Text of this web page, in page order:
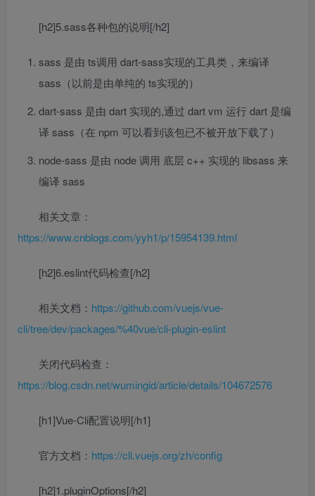
[h2]5.sass各种包的说明[/h2]
sass 是由 ts调用 dart-sass实现的工具类，来编译
sass（以前是由单纯的 ts实现的）
dart-sass 是由 dart 实现的,通过 dart vm 运行 dart 是编
译 sass（在 npm 可以看到该包已不被开放下载了）
node-sass 是由 node 调用 底层 c++ 实现的 libsass 来
编译 sass
相关文章：
https://www.cnblogs.com/yyh1/p/15954139.html
[h2]6.eslint代码检查[/h2]
相关文档： https://github.com/vuejs/vue-
cli/tree/dev/packages/%40vue/cli-plugin-eslint
关闭代码检查：
https://blog.csdn.net/wumingid/article/details/104672576
[h1]Vue-Cli配置说明[/h1]
官方文档： https://cli.vuejs.org/zh/config
[h2]1.pluginOptions[/h2]